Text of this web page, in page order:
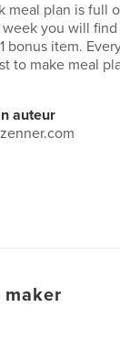
meal plan is full
you will find
bonus item.
to make meal
auteur
maker